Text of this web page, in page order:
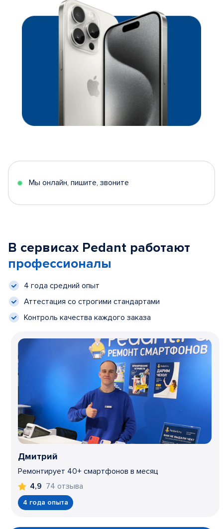
Мы онлайн, пишите, звоните
В сервисах Pedant работают
профессионалы
4 года средний опыт
Аттестация со строгими стандартами
Контроль качества каждого заказа
Дмитрий
Ремонтирует 40+ смартфонов в месяц
4,9 74 отзыва
4 года опыта